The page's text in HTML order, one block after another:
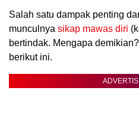
Salah satu dampak penting
munculnya sikap mawas diri
bertindak. Mengapa
berikut ini.